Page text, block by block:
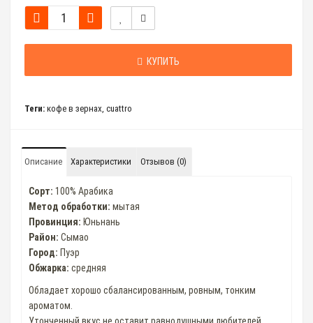
КУПИТЬ
Теги: кофе в зернах, cuattro
Описание Характеристики Отзывов (0)
Сорт: 100% Арабика
Метод обработки: мытая
Провинция: Юньнань
Район: Сымао
Город: Пуэр
Обжарка: средняя
Обладает хорошо сбалансированным, ровным, тонким
ароматом.